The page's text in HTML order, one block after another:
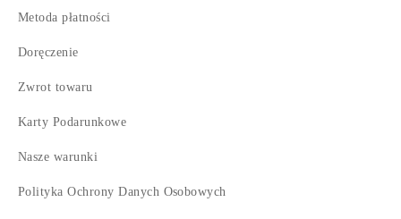
Metoda płatności
Doręczenie
Zwrot towaru
Karty Podarunkowe
Nasze warunki
Polityka Ochrony Danych Osobowych